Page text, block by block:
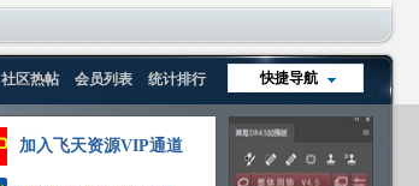
快捷导航
社区热帖 会员列表 统计排行
加入飞天资源VIP通道